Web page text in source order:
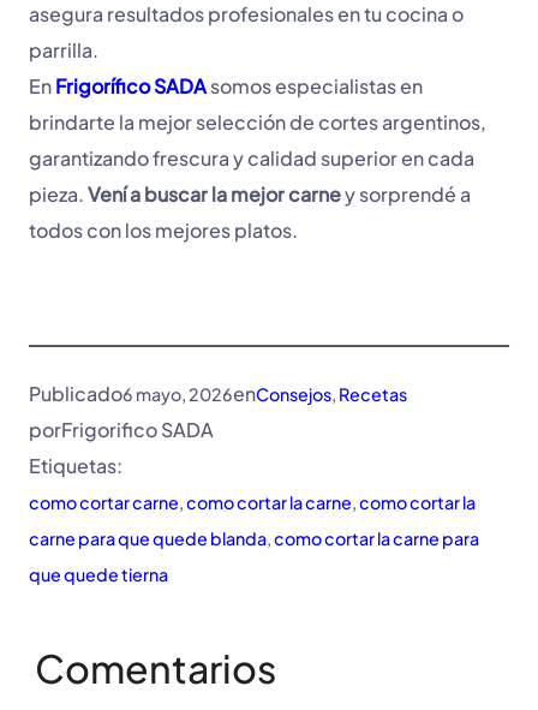
asegura resultados profesionales en tu cocina o
parrilla.
EnFrigorífico SADAsomos especialistas en
brindarte la mejor selección de cortes argentinos,
garantizando frescura y calidad superior en cada
pieza.Vení a buscar la mejor carney sorprendé a
todos con los mejores platos.
Publicado6 mayo, 2026enConsejos, Recetas
porFrigorifico SADA
Etiquetas:
como cortar carne, como cortar la carne, como cortar la
carne para que quede blanda, como cortar la carne para
que quede tierna
Comentarios